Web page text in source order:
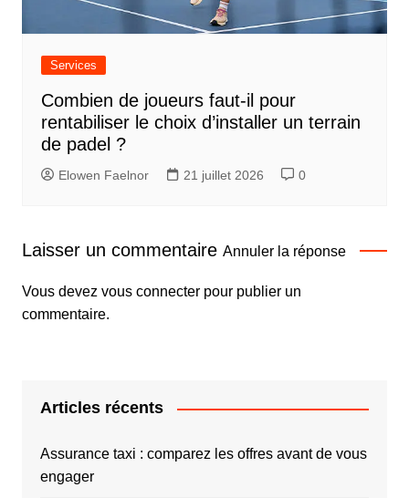
Services
Combien de joueurs faut-il pour
rentabiliser le choix d’installer un terrain
de padel ?
Elowen Faelnor 21 juillet 2026 0
Laisser un commentaire Annuler la réponse
Vous devez vous connecterpour publier un
commentaire.
Articles récents
Assurance taxi : comparez les offres avant de vous
engager